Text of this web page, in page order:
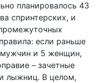
планировалось 43
спринтерских, и
если раньше
мужчин и 5 женщин,
– зачетные
лыжниц. В целом,